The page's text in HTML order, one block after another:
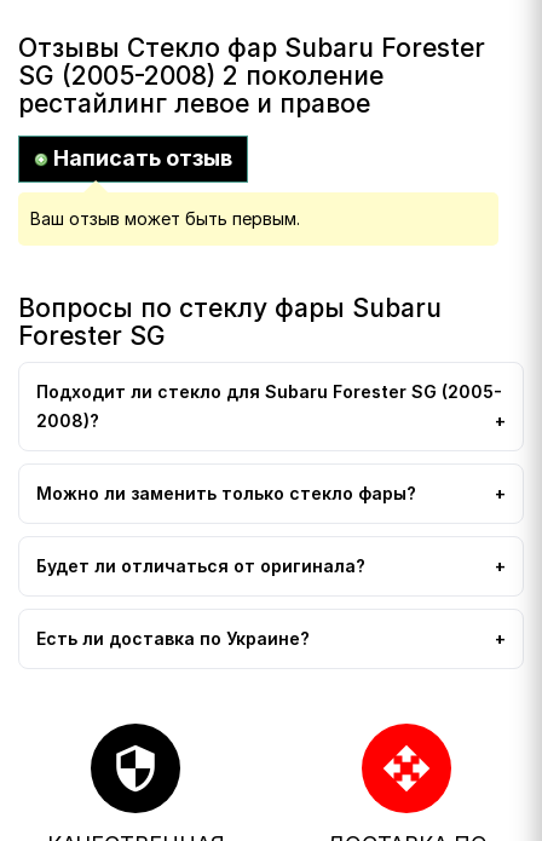
Отзывы Стекло фар Subaru Forester
SG (2005-2008) 2 поколение
рестайлинг левое и правое
Написать отзыв
Ваш отзыв может быть первым.
Вопросы по стеклу фары Subaru
Forester SG
Подходит ли стекло для Subaru Forester SG (2005-
2008)?
Можно ли заменить только стекло фары?
Будет ли отличаться от оригинала?
Есть ли доставка по Украине?
security open_with